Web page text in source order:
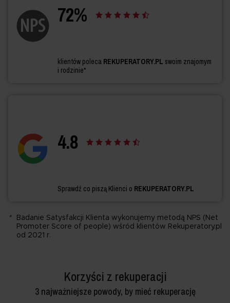
72%
klientów poleca REKUPERATORY.PL swoim znajomym
i rodzinie*
4.8
Sprawdź co piszą Klienci o REKUPERATORY.PL
*
Badanie Satysfakcji Klienta wykonujemy metodą NPS (Net
Promoter Score of people) wśród klientów Rekuperatory.pl
od 2021 r.
Korzyści z rekuperacji
3 najważniejsze powody, by mieć rekuperację